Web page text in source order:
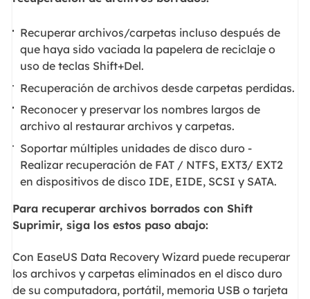
Recuperar archivos/carpetas incluso después de
que haya sido vaciada la papelera de reciclaje o
uso de teclas Shift+Del.
Recuperación de archivos desde carpetas perdidas.
Reconocer y preservar los nombres largos de
archivo al restaurar archivos y carpetas.
Soportar múltiples unidades de disco duro -
Realizar recuperación de FAT / NTFS, EXT3/ EXT2
en dispositivos de disco IDE, EIDE, SCSI y SATA.
Para recuperar archivos borrados con Shift
Suprimir, siga los estos paso abajo:
Con EaseUS Data Recovery Wizard puede recuperar
los archivos y carpetas eliminados en el disco duro
de su computadora, portátil, memoria USB o tarjeta